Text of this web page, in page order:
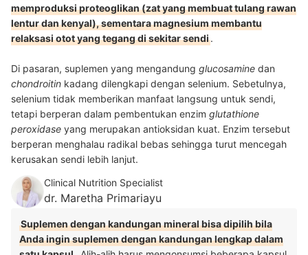
memproduksi proteoglikan (zat yang membuat tulang rawan
lentur dan kenyal), sementara magnesium membantu
relaksasi otot yang tegang di sekitar sendi.
Di pasaran, suplemen yang mengandung glucosamine dan
chondroitin kadang dilengkapi dengan selenium. Sebetulnya,
selenium tidak memberikan manfaat langsung untuk sendi,
tetapi berperan dalam pembentukan enzim glutathione
peroxidase yang merupakan antioksidan kuat. Enzim tersebut
berperan menghalau radikal bebas sehingga turut mencegah
kerusakan sendi lebih lanjut.
Clinical Nutrition Specialist
dr. Maretha Primariayu
Suplemen dengan kandungan mineral bisa dipilih bila
Anda ingin suplemen dengan kandungan lengkap dalam